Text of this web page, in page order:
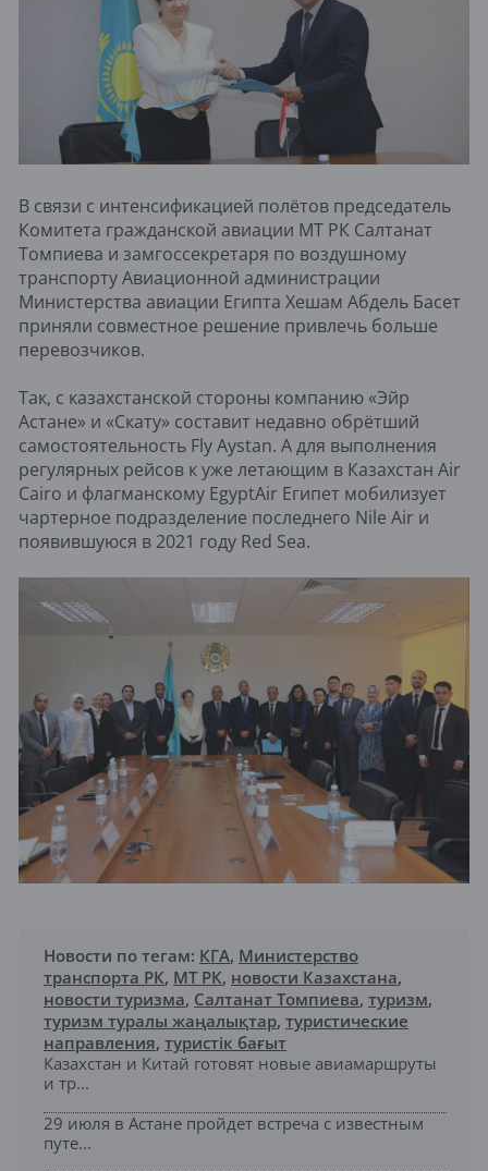
В связи с интенсификацией полётов председатель
Комитета гражданской авиации МТ РК Салтанат
Томпиева и замгоссекретаря по воздушному
транспорту Авиационной администрации
Министерства авиации Египта Хешам Абдель Басет
приняли совместное решение привлечь больше
перевозчиков.
Так, с казахстанской стороны компанию «Эйр
Астане» и «Скату» составит недавно обрётший
самостоятельность Fly Aystan. А для выполнения
регулярных рейсов к уже летающим в Казахстан Air
Cairo и флагманскому EgyptAir Египет мобилизует
чартерное подразделение последнего Nile Air и
появившуюся в 2021 году Red Sea.
Новости по тегам: КГА, Министерство
транспорта РК, МТ РК, новости Казахстана,
новости туризма, Салтанат Томпиева, туризм,
туризм туралы жаңалықтар, туристические
направления, туристік бағыт
Казахстан и Китай готовят новые авиамаршруты
и тр...
29 июля в Астане пройдет встреча с известным
путе...